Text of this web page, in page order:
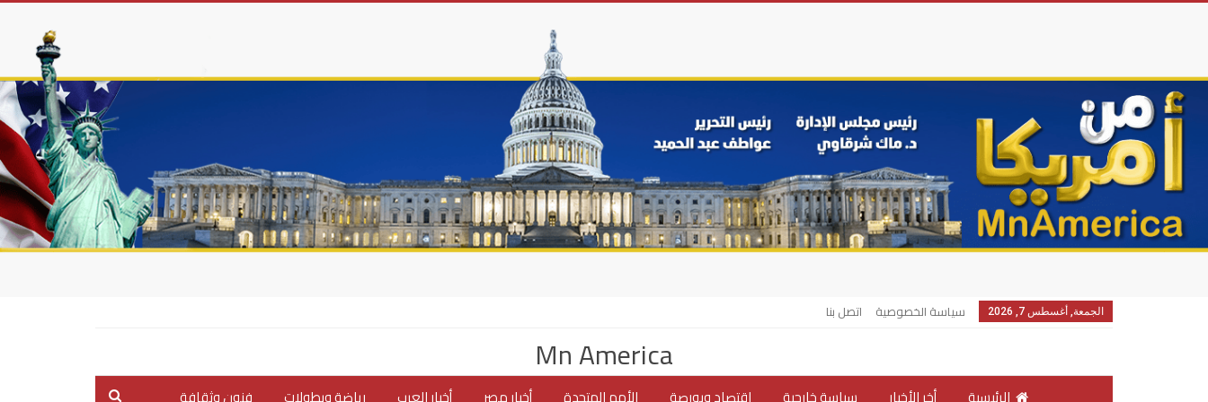
الجمعة, أغسطس 7, 2026 سياسة الخصوصية اتصل بنا
Mn America